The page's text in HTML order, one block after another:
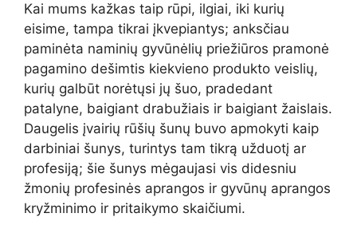
Kai mums kažkas taip rūpi, ilgiai, iki kurių
eisime, tampa tikrai įkvepiantys; anksčiau
paminėta naminių gyvūnėlių priežiūros pramonė
pagamino dešimtis kiekvieno produkto veislių,
kurių galbūt norėtųsi jų šuo, pradedant
patalyne, baigiant drabužiais ir baigiant žaislais.
Daugelis įvairių rūšių šunų buvo apmokyti kaip
darbiniai šunys, turintys tam tikrą užduotį ar
profesiją; šie šunys mėgaujasi vis didesniu
žmonių profesinės aprangos ir gyvūnų aprangos
kryžminimo ir pritaikymo skaičiumi.